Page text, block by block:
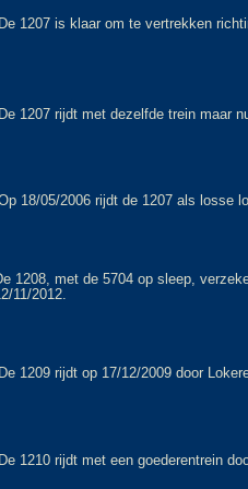
1207 is klaar om te vertrekken
1207 rijdt met dezelfde trein maar
18/05/2006 rijdt de 1207 als losse
1208, met de 5704 op sleep,
11/2012.
1209 rijdt op 17/12/2009 door
1210 rijdt met een goederentrein